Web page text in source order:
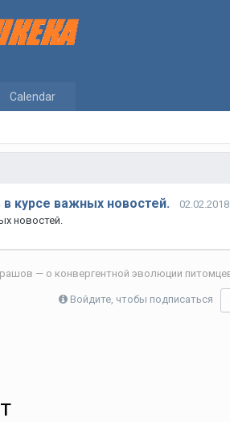
Calendar
курсе важных новостей.
02.02.2018
новостей.
Войдите, чтобы подписаться